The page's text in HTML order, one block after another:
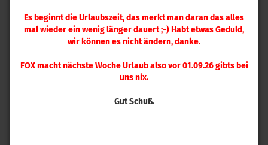
Es beginnt die Urlaubszeit, das merkt man daran das alles
mal wieder ein wenig länger dauert ;-) Habt etwas Geduld,
wir können es nicht ändern, danke.
FOX macht nächste Woche Urlaub also vor 01.09.26 gibts bei
uns nix.
Gut Schuß.